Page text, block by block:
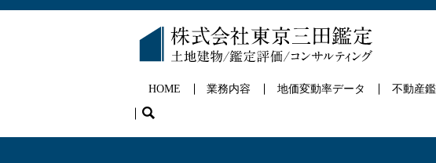
HOME 業務内容 地価変動率データ 不動産
search